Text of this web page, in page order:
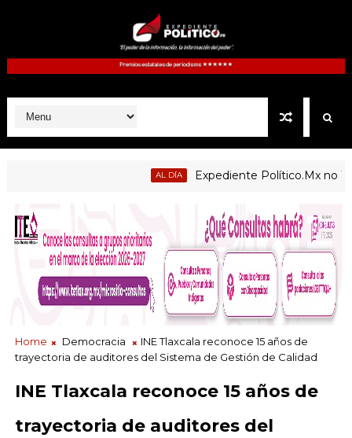
Expediente Político.Mx no 1126
Home Democracia
INE Tlaxcala reconoce 15 años de
trayectoria de auditores del Sistema de Gestión de Calidad
INE Tlaxcala reconoce 15 años de
trayectoria de auditores del